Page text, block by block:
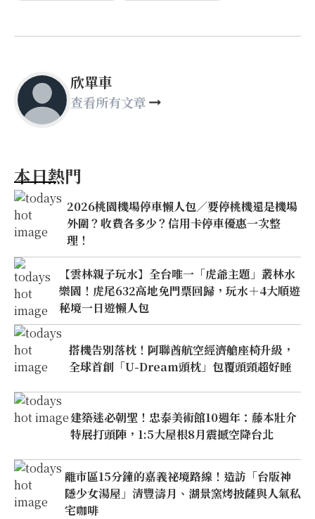
欣單車
查看所有文章
本日熱門
2026桃園機場停車懶人包／要停桃機還是機場
外圍？收費各多少？信用卡停車優惠一次整
理！
【雲林親子玩水】全台唯一「虎爺主題」叢林水
樂園！虎尾632高地免門票回歸，玩水＋4大順遊
秘境一日遊懶人包
搭機告別落枕！阿聯酋航空經濟艙座椅升級，
全球首創「U-Dream頭枕」包覆頭頸超好睡
建築迷必朝聖！忠泰美術館10週年：藤本壯介
特展打頭陣，1:5大屋根8月震撼空降台北
離市區15分鐘的嘉義祕境路線！造訪「台版神
隱少女湯屋」清豐濤月、湖景窯烤披薩與人氣私
宅咖啡